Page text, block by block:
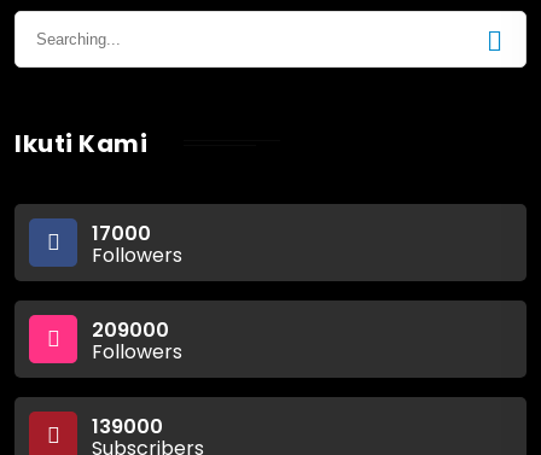
Ikuti Kami
17000
Followers
209000
Followers
139000
Subscribers